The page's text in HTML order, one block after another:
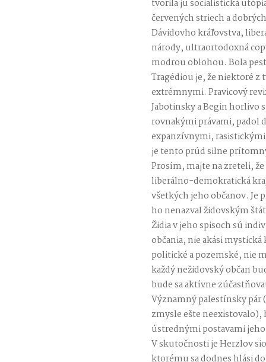
tvorila ju socialistická
červených striech a
Dávidovho kráľovstva,
národy, ultraortodoxná
modrou oblohou. Bola
Tragédiou je, že niektoré
extrémnymi. Pravicový
Jabotinsky a Begin horlivo
rovnakými právami, padol
expanzívnymi,
je tento prúd silne
Prosím, majte na zreteli,
liberálno-demokratická
všetkých jeho občanov. Je
ho nenazval židovským
Židia v jeho spisoch sú
občania, nie akási
politické a pozemské, nie
každý nežidovský občan
bude sa aktívne
Významný palestínsky pár
zmysle ešte neexistovalo),
ústrednými postavami
V skutočnosti je Herzlov
ktorému sa dodnes hlási